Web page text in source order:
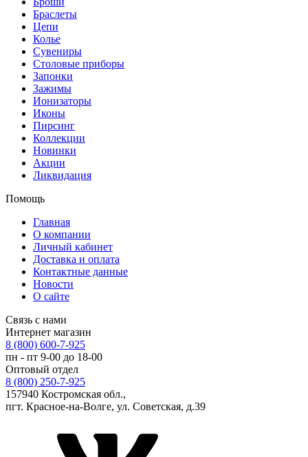
Браслеты
Цепи
Колье
Сувениры
Столовые приборы
Запонки
Зажимы
Ионизаторы
Иконы
Пирсинг
Коллекции
Новинки
Акции
Ликвидация
Помощь
Главная
О компании
Личный кабинет
Доставка и оплата
Контактные данные
Новости
О сайте
Связь с нами
Интернет магазин
8 (800) 600-7-925
пн - пт 9-00 до 18-00
Оптовый отдел
8 (800) 250-7-925
157940 Костромская обл.,
пгт. Красное-на-Волге, ул. Советская, д.39